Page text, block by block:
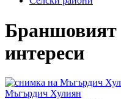
Браншовият
интереси
Мъгърдич Хулиян